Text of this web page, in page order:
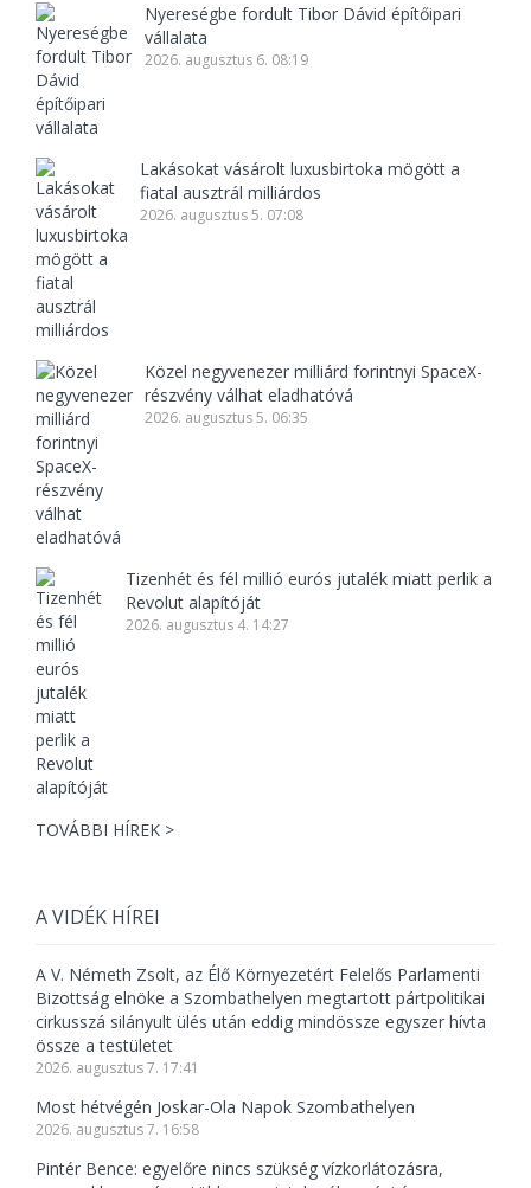
Nyereségbe fordult Tibor Dávid építőipari
vállalata
2026. augusztus 6. 08:19
Lakásokat vásárolt luxusbirtoka mögött a
fiatal ausztrál milliárdos
2026. augusztus 5. 07:08
Közel negyvenezer milliárd forintnyi SpaceX-
részvény válhat eladhatóvá
2026. augusztus 5. 06:35
Tizenhét és fél millió eurós jutalék miatt perlik a
Revolut alapítóját
2026. augusztus 4. 14:27
TOVÁBBI HÍREK >
A VIDÉK HÍREI
A V. Németh Zsolt, az Élő Környezetért Felelős Parlamenti
Bizottság elnöke a Szombathelyen megtartott pártpolitikai
cirkusszá silányult ülés után eddig mindössze egyszer hívta
össze a testületet
2026. augusztus 7. 17:41
Most hétvégén Joskar-Ola Napok Szombathelyen
2026. augusztus 7. 16:58
Pintér Bence: egyelőre nincs szükség vízkorlátozásra,